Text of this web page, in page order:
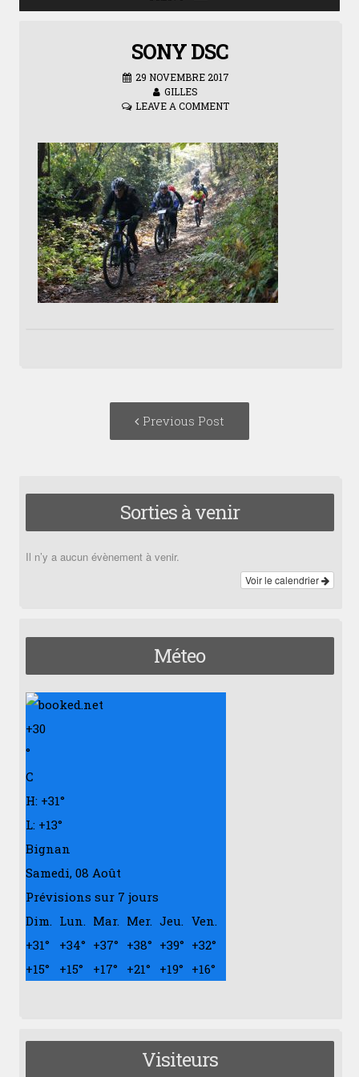
SONY DSC
29 NOVEMBRE 2017
GILLES
LEAVE A COMMENT
Previous Post
Sorties à venir
Il n’y a aucun évènement à venir.
Voir le calendrier
Méteo
+30
°
C
H: +31°
L: +13°
Bignan
Samedi, 08 Août
Prévisions sur 7 jours
Dim. Lun. Mar. Mer. Jeu. Ven.
+31° +34° +37° +38° +39° +32°
+15° +15° +17° +21° +19° +16°
Visiteurs